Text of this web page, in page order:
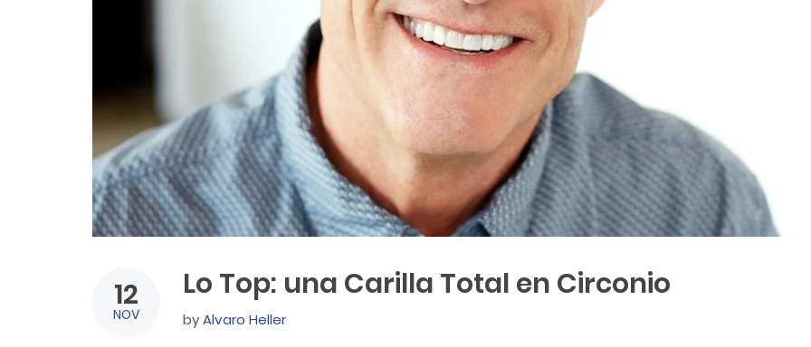
12
NOV
Lo Top: una Carilla Total en Circonio
byAlvaro Heller